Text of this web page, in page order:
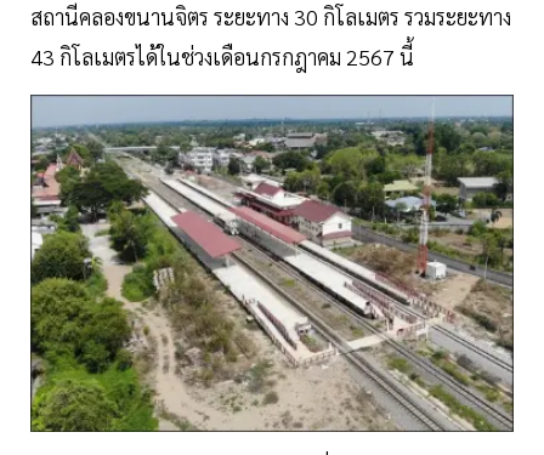
สถานีคลองขนานจิตร ระยะทาง 30 กิโลเมตร รวมระยะทาง
43 กิโลเมตรได้ในช่วงเดือนกรกฎาคม 2567 นี้